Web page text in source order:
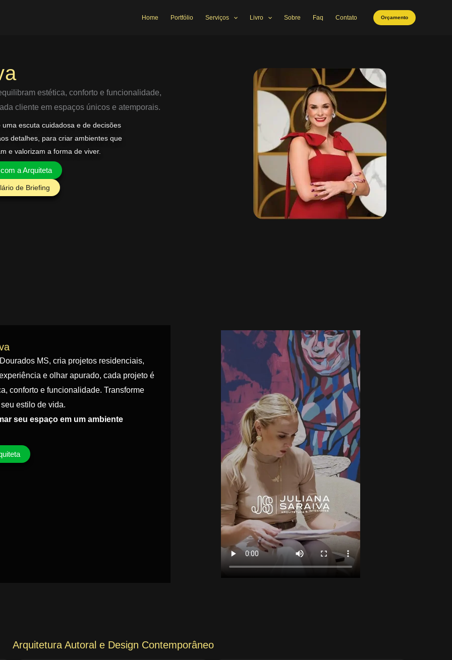
Home Portfólio Serviços Livro Sobre Faq Contato Orçamento
estética, conforto e funcionalidade,
cliente em espaços únicos e atemporais.
escuta cuidadosa e de decisões
detalhes, para criar ambientes que
e valorizam a forma de viver.
a Arquiteta
de Briefing
MS, cria projetos residenciais,
e olhar apurado, cada projeto é
conforto e funcionalidade. Transforme
estilo de vida.
seu espaço em um ambiente
Arquitetura Autoral e Design Contemporâneo